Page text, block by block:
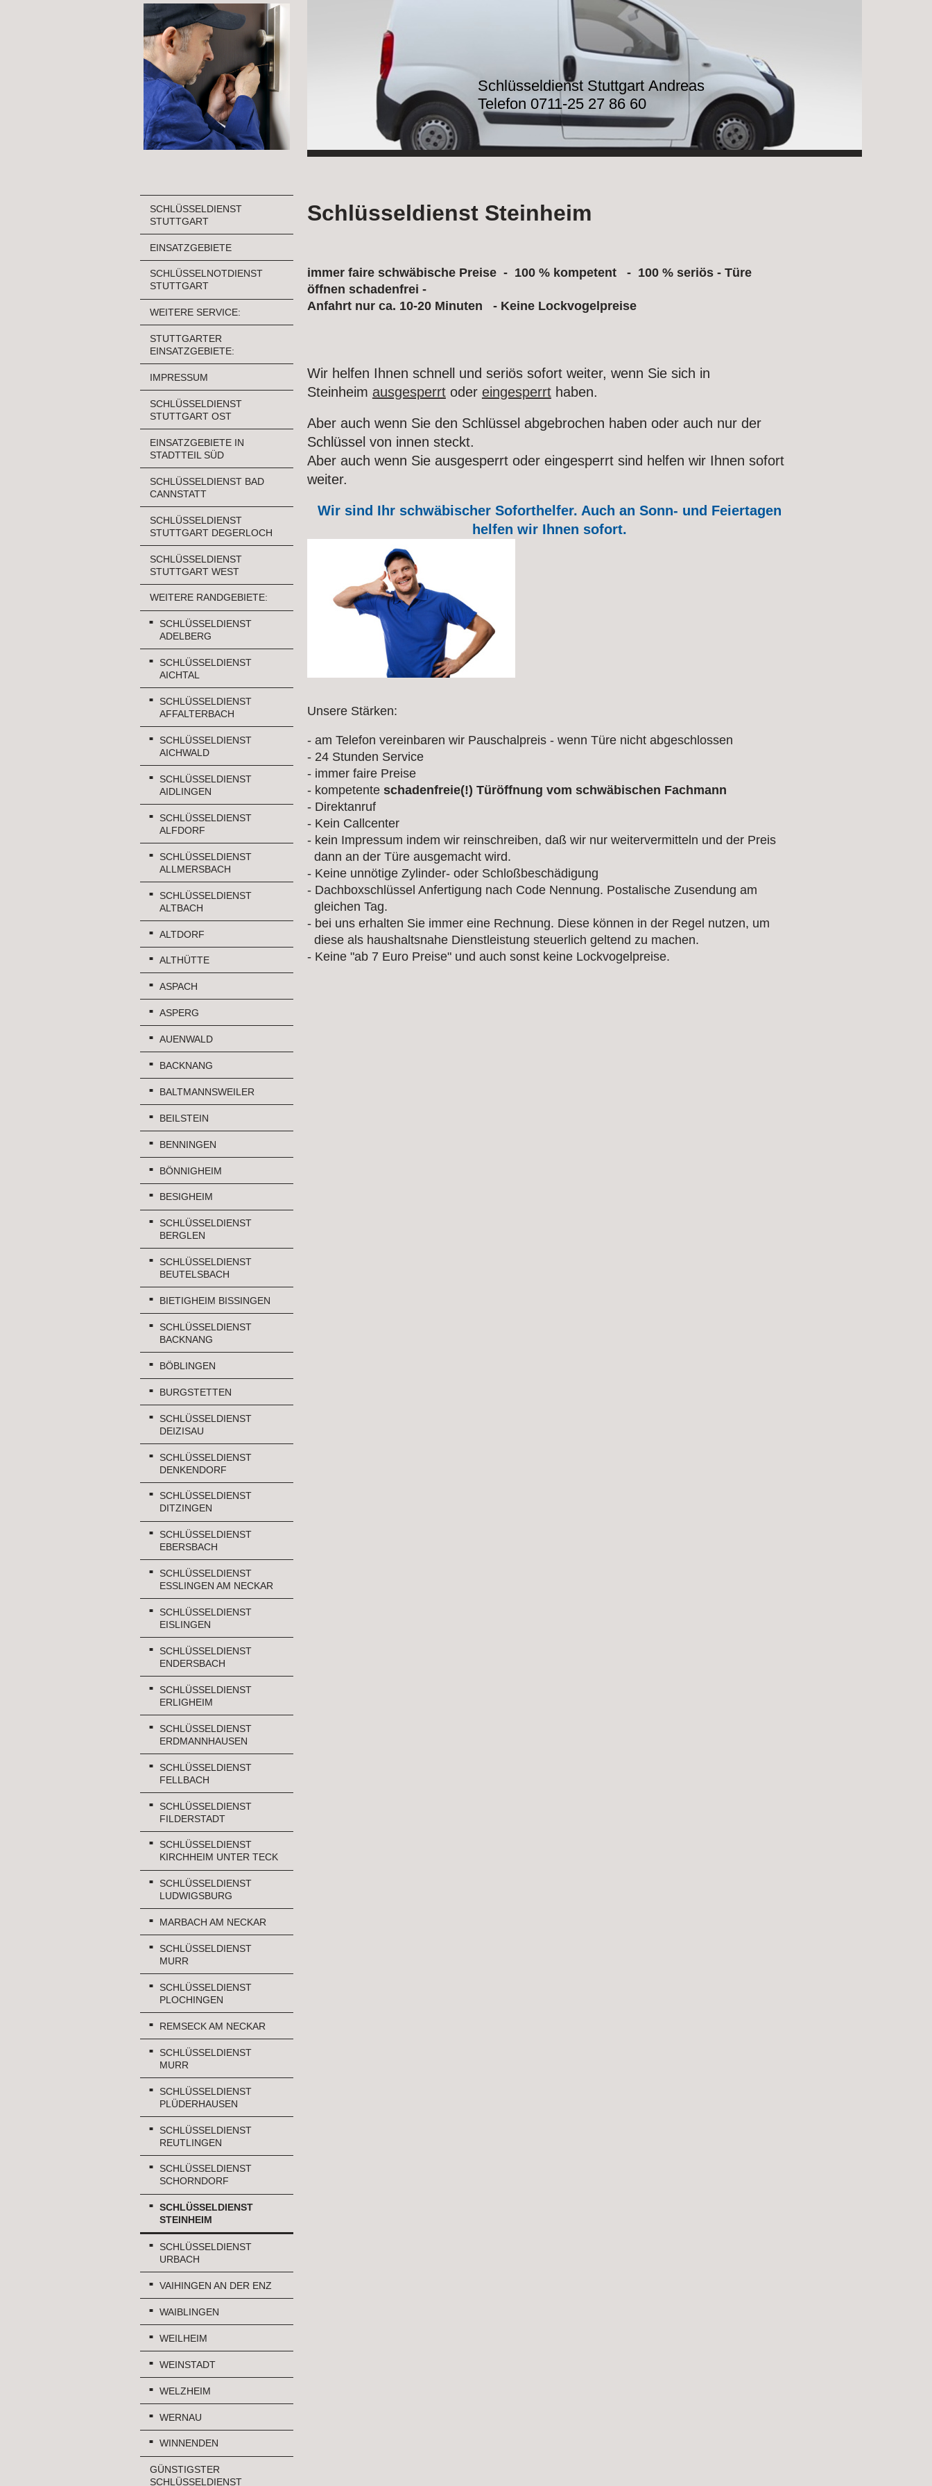
SCHLÜSSELDIENST
STUTTGART
EINSATZGEBIETE
SCHLÜSSELNOTDIENST
STUTTGART
WEITERE SERVICE:
STUTTGARTER
EINSATZGEBIETE:
IMPRESSUM
SCHLÜSSELDIENST
STUTTGART OST
EINSATZGEBIETE IN
STADTTEIL SÜD
SCHLÜSSELDIENST BAD
CANNSTATT
SCHLÜSSELDIENST
STUTTGART DEGERLOCH
SCHLÜSSELDIENST
STUTTGART WEST
WEITERE RANDGEBIETE:
SCHLÜSSELDIENST
ADELBERG
SCHLÜSSELDIENST
AICHTAL
SCHLÜSSELDIENST
AFFALTERBACH
SCHLÜSSELDIENST
AICHWALD
SCHLÜSSELDIENST
AIDLINGEN
SCHLÜSSELDIENST
ALFDORF
SCHLÜSSELDIENST
ALLMERSBACH
SCHLÜSSELDIENST
ALTBACH
ALTDORF
ALTHÜTTE
ASPACH
ASPERG
AUENWALD
BACKNANG
BALTMANNSWEILER
BEILSTEIN
BENNINGEN
BÖNNIGHEIM
BESIGHEIM
SCHLÜSSELDIENST
BERGLEN
SCHLÜSSELDIENST
BEUTELSBACH
BIETIGHEIM BISSINGEN
SCHLÜSSELDIENST
BACKNANG
BÖBLINGEN
BURGSTETTEN
SCHLÜSSELDIENST
DEIZISAU
SCHLÜSSELDIENST
DENKENDORF
SCHLÜSSELDIENST
DITZINGEN
SCHLÜSSELDIENST
EBERSBACH
SCHLÜSSELDIENST
ESSLINGEN AM NECKAR
SCHLÜSSELDIENST
EISLINGEN
SCHLÜSSELDIENST
ENDERSBACH
SCHLÜSSELDIENST
ERLIGHEIM
SCHLÜSSELDIENST
ERDMANNHAUSEN
SCHLÜSSELDIENST
FELLBACH
SCHLÜSSELDIENST
FILDERSTADT
SCHLÜSSELDIENST
KIRCHHEIM UNTER TECK
SCHLÜSSELDIENST
LUDWIGSBURG
MARBACH AM NECKAR
SCHLÜSSELDIENST
MURR
SCHLÜSSELDIENST
PLOCHINGEN
REMSECK AM NECKAR
SCHLÜSSELDIENST
MURR
SCHLÜSSELDIENST
PLÜDERHAUSEN
SCHLÜSSELDIENST
REUTLINGEN
SCHLÜSSELDIENST
SCHORNDORF
SCHLÜSSELDIENST
STEINHEIM
SCHLÜSSELDIENST
URBACH
VAIHINGEN AN DER ENZ
WAIBLINGEN
WEILHEIM
WEINSTADT
WELZHEIM
WERNAU
WINNENDEN
GÜNSTIGSTER
SCHLÜSSELDIENST
Schlüsseldienst Stuttgart Andreas
Telefon 0711-25 27 86 60
Schlüsseldienst Steinheim
immer faire schwäbische Preise - 100 % kompetent - 100 % seriös - Türe
öffnen schadenfrei -
Anfahrt nur ca. 10-20 Minuten - Keine Lockvogelpreise
Wir helfen Ihnen schnell und seriös sofort weiter, wenn Sie sich in
Steinheim ausgesperrtoder eingesperrthaben.
Aber auch wenn Sie den Schlüssel abgebrochen haben oder auch nur der
Schlüssel von innen steckt.
Aber auch wenn Sie ausgesperrt oder eingesperrt sind helfen wir Ihnen sofort
weiter.
Wir sind Ihr schwäbischer Soforthelfer. Auch an Sonn- und Feiertagen
helfen wir Ihnen sofort.
Unsere Stärken:
- am Telefon vereinbaren wir Pauschalpreis - wenn Türe nicht abgeschlossen
- 24 Stunden Service
- immer faire Preise
- kompetente schadenfreie(!) Türöffnung vom schwäbischen Fachmann
- Direktanruf
- Kein Callcenter
- kein Impressum indem wir reinschreiben, daß wir nur weitervermitteln und der Preis
dann an der Türe ausgemacht wird.
- Keine unnötige Zylinder- oder Schloßbeschädigung
- Dachboxschlüssel Anfertigung nach Code Nennung. Postalische Zusendung am
gleichen Tag.
- bei uns erhalten Sie immer eine Rechnung. Diese können in der Regel nutzen, um
diese als haushaltsnahe Dienstleistung steuerlich geltend zu machen.
- Keine "ab 7 Euro Preise" und auch sonst keine Lockvogelpreise.